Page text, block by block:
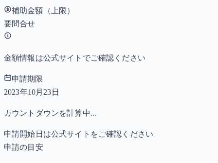
補助金額（上限）
要問合せ
金額情報は公式サイトでご確認ください
申請期限
2023年10月23日
カウントダウンを計算中...
申請開始日は公式サイトをご確認ください
申請の目安